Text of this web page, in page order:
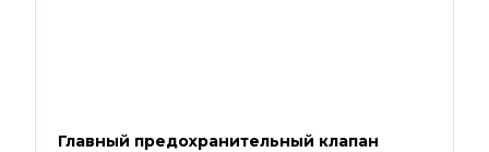
Главный предохранительный клапан